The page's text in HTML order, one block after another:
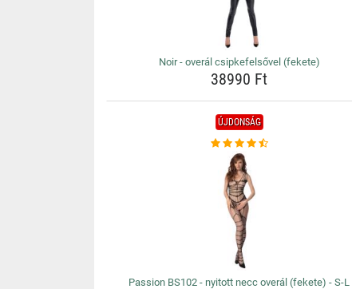
Noir - overál csipkefelsővel (fekete)
38990 Ft
ÚJDONSÁG
Passion BS102 - nyitott necc overál (fekete) - S-L